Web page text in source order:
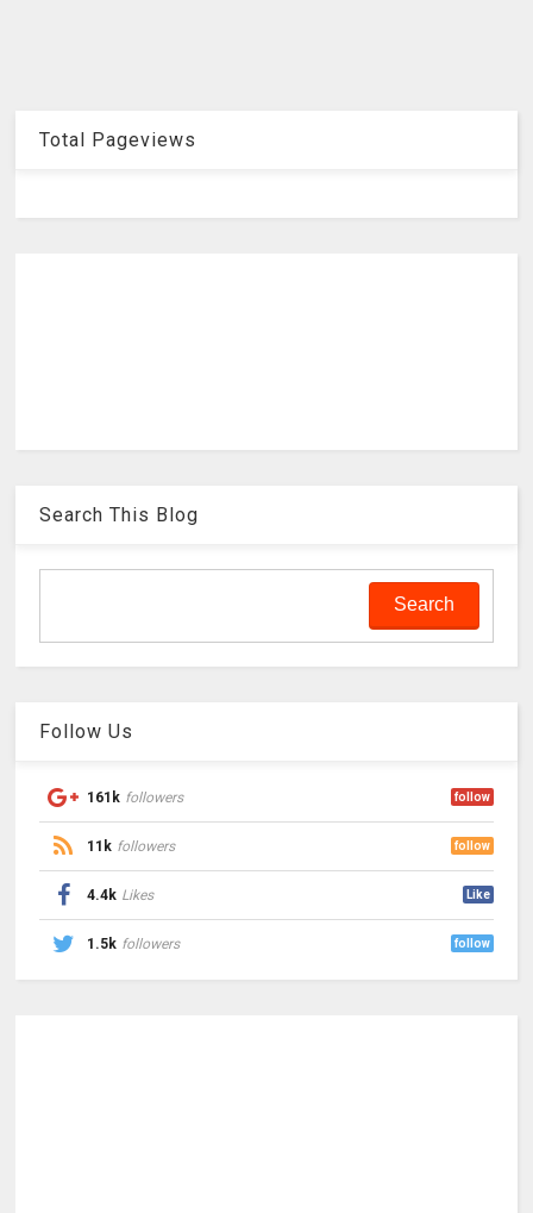
Total Pageviews
Search This Blog
Follow Us
161k followers follow
11k followers follow
4.4k Likes Like
1.5k followers follow